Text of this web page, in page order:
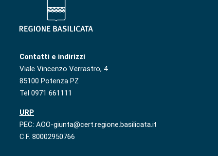
Contatti e indirizzi
Viale Vincenzo Verrastro, 4
85100 Potenza PZ
Tel 0971 661111
URP
PEC: AOO-giunta@cert.regione.basilicata.it
C.F. 80002950766